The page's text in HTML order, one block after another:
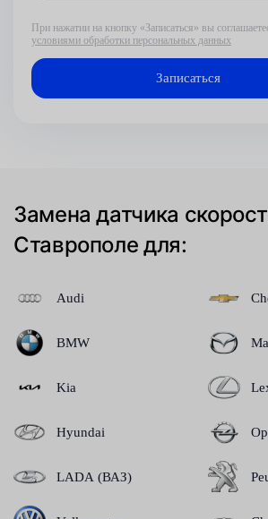
При нажатии на кнопку «Записаться» вы
условиями обработки персональных данных
Замена датчика
Ставрополе для:
Audi
BMW
Kia
Hyundai
LADA (ВАЗ)